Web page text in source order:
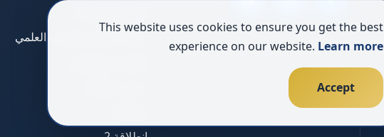
وحدة الابتكار و البحت العلمي
This website uses cookies to ensure you get the best
experience on our website. Learn more
Accept